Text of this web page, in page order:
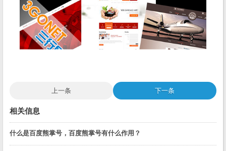
上一条 下一条
相关信息
什么是百度熊掌号，百度熊掌号有什么作用？